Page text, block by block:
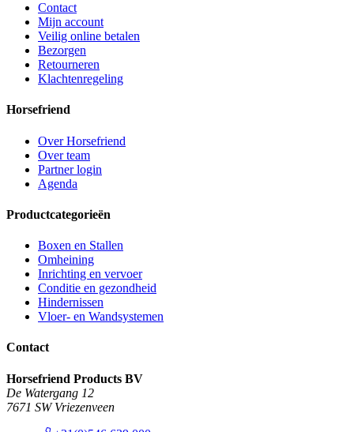
Contact
Mijn account
Veilig online betalen
Bezorgen
Retourneren
Klachtenregeling
Horsefriend
Over Horsefriend
Over team
Partner login
Agenda
Productcategorieën
Boxen en Stallen
Omheining
Inrichting en vervoer
Conditie en gezondheid
Hindernissen
Vloer- en Wandsystemen
Contact
Horsefriend Products BV
De Watergang 12
7671 SW Vriezenveen